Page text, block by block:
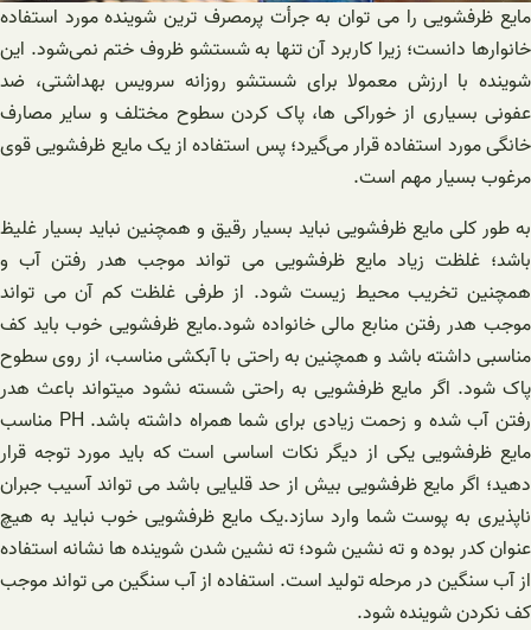
مایع ظرفشویی را می توان به جرأت پرمصرف ترین شوینده مورد استفاده
خانوارها دانست؛ زیرا کاربرد آن تنها به شستشو ظروف ختم نمی‌شود. این
شوینده با ارزش معمولا برای شستشو روزانه سرویس بهداشتی، ضد
عفونی بسیاری از خوراکی ها، پاک کردن سطوح مختلف و سایر مصارف
خانگی مورد استفاده قرار می‌گیرد؛ پس استفاده از یک مایع ظرفشویی قوی
مرغوب بسیار مهم است.
به طور کلی مایع ظرفشویی نباید بسیار رقیق و همچنین نباید بسیار غلیظ
باشد؛ غلظت زیاد مایع ظرفشویی می تواند موجب هدر رفتن آب و
همچنین تخریب محیط زیست شود. از طرفی غلظت کم آن می تواند
موجب هدر رفتن منابع مالی خانواده شود.مایع ظرفشویی خوب باید کف
مناسبی داشته باشد و همچنین به راحتی با آبکشی مناسب، از روی سطوح
پاک شود. اگر مایع ظرفشویی به راحتی شسته نشود میتواند باعث هدر
رفتن آب شده و زحمت زیادی برای شما همراه داشته باشد. PH مناسب
مایع ظرفشویی یکی از دیگر نکات اساسی است که باید مورد توجه قرار
دهید؛ اگر مایع ظرفشویی بیش از حد قلیایی باشد می تواند آسیب جبران
ناپذیری به پوست شما وارد سازد.یک مایع ظرفشویی خوب نباید به هیچ
عنوان کدر بوده و ته نشین شود؛ ته نشین شدن شوینده‌ ها نشانه استفاده
از آب سنگین در مرحله تولید است. استفاده از آب سنگین می تواند موجب
کف نکردن شوینده شود.